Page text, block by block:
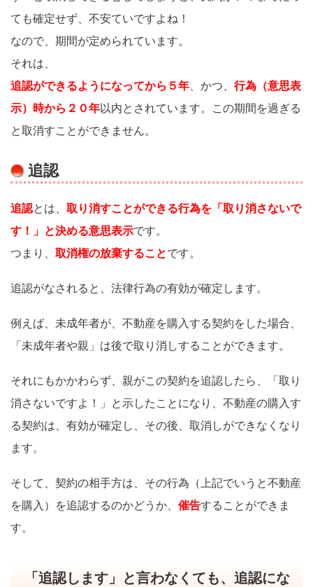
ても確定せず、不安ていですよね！
なので、期間が定められています。
それは、
追認ができるようになってから５年 、かつ、 行為（意思表
示）時から２０年以内とされています。この期間を過ぎる
と取消すことができません。
追認
追認とは、 取り消すことができる行為を「取り消さないで
す！」と決める意思表示です。
つまり、 取消権の放棄することです。
追認がなされると、法律行為の有効が確定します。
例えば、未成年者が、不動産を購入する契約をした場合、
「未成年者や親」は後で取り消しすることができます。
それにもかかわらず、親がこの契約を追認したら、「取り
消さないですよ！」と示したことになり、不動産の購入す
る契約は、有効が確定し、その後、取消しができなくなり
ます。
そして、契約の相手方は、その行為（上記でいうと不動産
を購入）を追認するのかどうか、 催告することができま
す。
「追認します」と言わなくても、追認にな